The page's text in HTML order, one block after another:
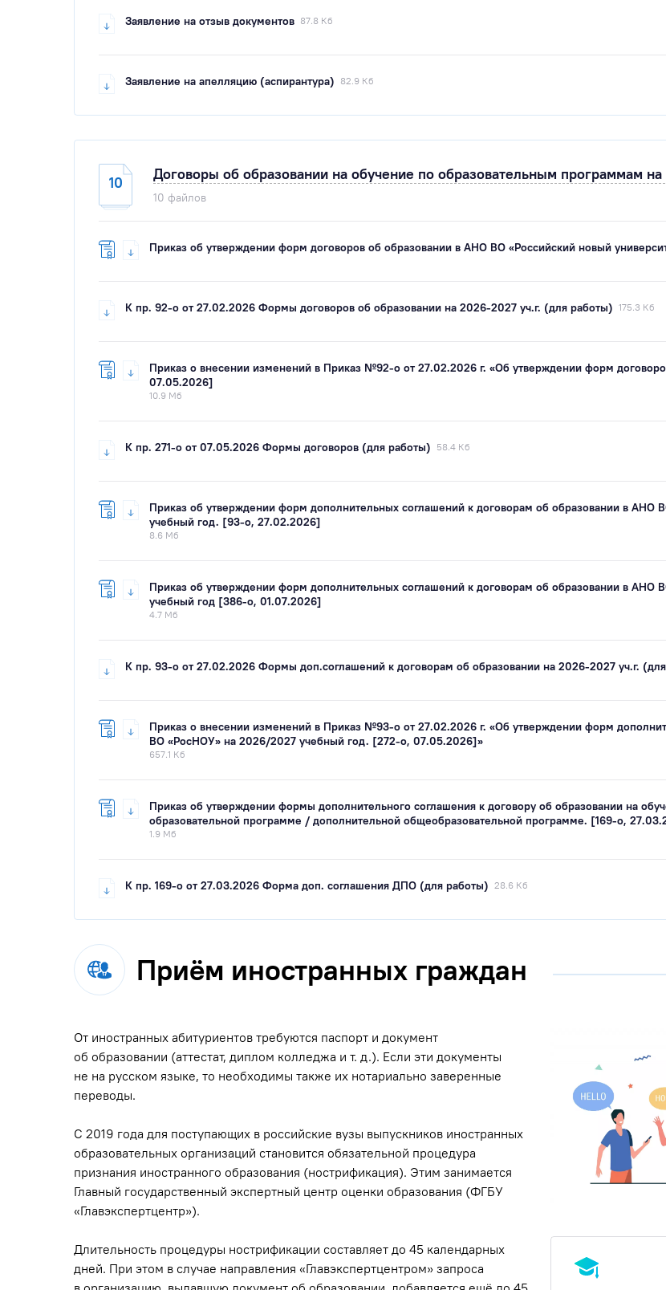
Заявление на отзыв документов 87.8 Кб
Заявление на апелляцию (аспирантура) 82.9 Кб
10 Договоры об образовании на обучение по образовательным программам
10 файлов
Приказ об утверждении форм договоров об образовании в АНО ВО «Российский новый
К пр. 92-о от 27.02.2026 Формы договоров об образовании на 2026-2027 уч.г. (для работы) 175.3 Кб
Приказ о внесении изменений в Приказ №92-о от 27.02.2026 г. «Об утверждении форм
07.05.2026]
10.9 Мб
К пр. 271-о от 07.05.2026 Формы договоров (для работы) 58.4 Кб
Приказ об утверждении форм дополнительных соглашений к договорам об образовании в АНО
учебный год. [93-о, 27.02.2026]
8.6 Мб
Приказ об утверждении форм дополнительных соглашений к договорам об образовании в АНО
учебный год [386-о, 01.07.2026]
4.7 Мб
К пр. 93-о от 27.02.2026 Формы доп.соглашений к договорам об образовании на 2026-2027 уч.г.
Приказ о внесении изменений в Приказ №93-о от 27.02.2026 г. «Об утверждении форм
ВО «РосНОУ» на 2026/2027 учебный год. [272-о, 07.05.2026]»
657.1 Кб
Приказ об утверждении формы дополнительного соглашения к договору об образовании на
образовательной программе / дополнительной общеобразовательной программе. [169-о,
1.9 Мб
К пр. 169-о от 27.03.2026 Форма доп. соглашения ДПО (для работы) 28.6 Кб
Приём иностранных граждан
От иностранных абитуриентов требуются паспорт и документ
об образовании (аттестат, диплом колледжа и т. д.). Если эти документы
не на русском языке, то необходимы также их нотариально заверенные
переводы.
С 2019 года для поступающих в российские вузы выпускников иностранных
образовательных организаций становится обязательной процедура
признания иностранного образования (нострификация). Этим занимается
Главный государственный экспертный центр оценки образования (ФГБУ
«Главэкспертцентр»).
Длительность процедуры нострификации составляет до 45 календарных
дней. При этом в случае направления «Главэкспертцентром» запроса